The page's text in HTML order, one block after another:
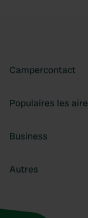
Campercontact
Populaires les
Business
Autres